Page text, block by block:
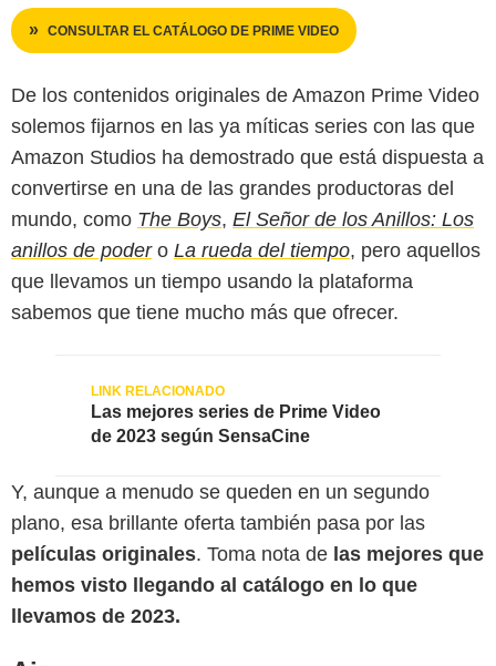
CONSULTAR EL CATÁLOGO DE PRIME VIDEO
De los contenidos originales de Amazon Prime Video
solemos fijarnos en las ya míticas series con las que
Amazon Studios ha demostrado que está dispuesta a
convertirse en una de las grandes productoras del
mundo, como The Boys, El Señor de los Anillos: Los
anillos de podero La rueda del tiempo, pero aquellos
que llevamos un tiempo usando la plataforma
sabemos que tiene mucho más que ofrecer.
Las mejores series de Prime Video
de 2023 según SensaCine
Y, aunque a menudo se queden en un segundo
plano, esa brillante oferta también pasa por las
películas originales. Toma nota de las mejores que
hemos visto llegando al catálogo en lo que
llevamos de 2023.